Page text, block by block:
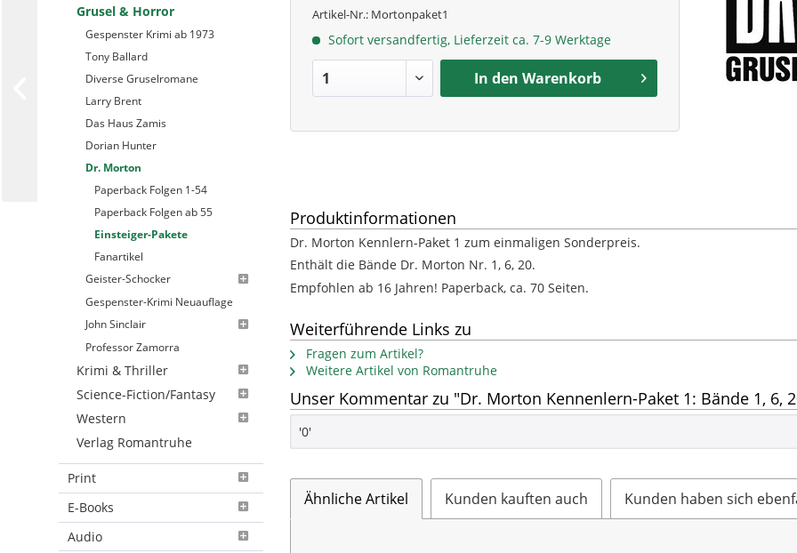
Grusel & Horror
Gespenster Krimi ab 1973
Tony Ballard
Diverse Gruselromane
Larry Brent
Das Haus Zamis
Dorian Hunter
Dr. Morton
Paperback Folgen 1-54
Paperback Folgen ab 55
Einsteiger-Pakete
Fanartikel
Geister-Schocker
Gespenster-Krimi Neuauflage
John Sinclair
Professor Zamorra
Krimi & Thriller
Science-Fiction/Fantasy
Western
Verlag Romantruhe
Print
E-Books
Audio
Artikel-Nr.: Mortonpaket1
Sofort versandfertig, Lieferzeit ca. 7-9 Werktage
In den Warenkorb
Produktinformationen
Dr. Morton Kennlern-Paket 1 zum einmaligen Sonderpreis.
Enthält die Bände Dr. Morton Nr. 1, 6, 20.
Empfohlen ab 16 Jahren! Paperback, ca. 70 Seiten.
Weiterführende Links zu
Fragen zum Artikel?
Weitere Artikel von Romantruhe
Unser Kommentar zu "Dr. Morton Kennenlern-Paket 1: Bände 1, 6,
'0'
Ähnliche Artikel Kunden kauften auch Kunden haben sich